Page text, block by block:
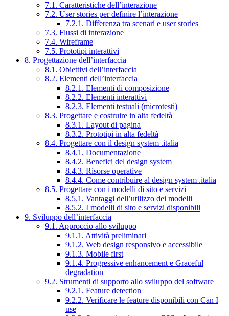
7.1. Caratteristiche dell’interazione
7.2. User stories per definire l’interazione
7.2.1. Differenza tra scenari e user stories
7.3. Flussi di interazione
7.4. Wireframe
7.5. Prototipi interattivi
8. Progettazione dell’interfaccia
8.1. Obiettivi dell’interfaccia
8.2. Elementi dell’interfaccia
8.2.1. Elementi di composizione
8.2.2. Elementi interattivi
8.2.3. Elementi testuali (microtesti)
8.3. Progettare e costruire in alta fedeltà
8.3.1. Layout di pagina
8.3.2. Prototipi in alta fedeltà
8.4. Progettare con il design system .italia
8.4.1. Documentazione
8.4.2. Benefici del design system
8.4.3. Risorse operative
8.4.4. Come contribuire al design system .italia
8.5. Progettare con i modelli di sito e servizi
8.5.1. Vantaggi dell’utilizzo dei modelli
8.5.2. I modelli di sito e servizi disponibili
9. Sviluppo dell’interfaccia
9.1. Approccio allo sviluppo
9.1.1. Attività preliminari
9.1.2. Web design responsivo e accessibile
9.1.3. Mobile first
9.1.4. Progressive enhancement e Graceful
degradation
9.2. Strumenti di supporto allo sviluppo del software
9.2.1. Feature detection
9.2.2. Verificare le feature disponibili con Can I
use